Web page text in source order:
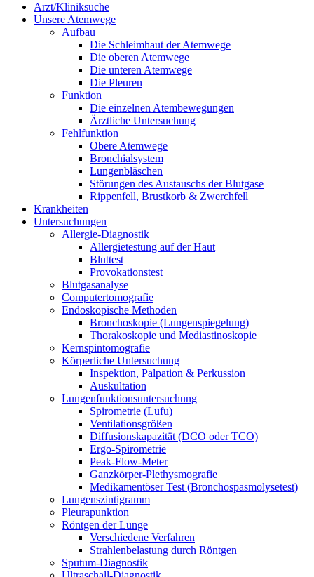
Arzt/Kliniksuche
Unsere Atemwege
Aufbau
Die Schleimhaut der Atemwege
Die oberen Atemwege
Die unteren Atemwege
Die Pleuren
Funktion
Die einzelnen Atembewegungen
Ärztliche Untersuchung
Fehlfunktion
Obere Atemwege
Bronchialsystem
Lungenbläschen
Störungen des Austauschs der Blutgase
Rippenfell, Brustkorb & Zwerchfell
Krankheiten
Untersuchungen
Allergie-Diagnostik
Allergietestung auf der Haut
Bluttest
Provokationstest
Blutgasanalyse
Computertomografie
Endoskopische Methoden
Bronchoskopie (Lungenspiegelung)
Thorakoskopie und Mediastinoskopie
Kernspintomografie
Körperliche Untersuchung
Inspektion, Palpation & Perkussion
Auskultation
Lungenfunktionsuntersuchung
Spirometrie (Lufu)
Ventilationsgrößen
Diffusionskapazität (DCO oder TCO)
Ergo-Spirometrie
Peak-Flow-Meter
Ganzkörper-Plethysmografie
Medikamentöser Test (Bronchospasmolysetest)
Lungenszintigramm
Pleurapunktion
Röntgen der Lunge
Verschiedene Verfahren
Strahlenbelastung durch Röntgen
Sputum-Diagnostik